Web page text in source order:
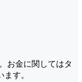
お金に関してはタ
す。